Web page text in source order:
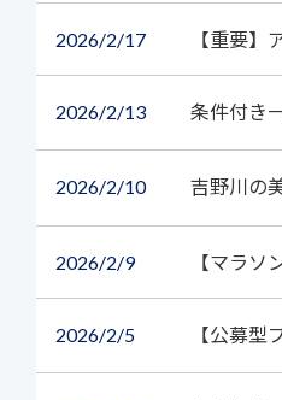
2026 2/17 【重要
2026 2/13 条件付き
2026 2/10 吉野川の
2026 2/9 【マラソ
2026 2/5 【公募